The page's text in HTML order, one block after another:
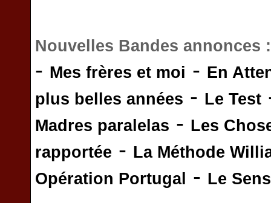
Nouvelles Bandes annonces
- Mes frères et moi - En
plus belles années - Le Test
Madres paralelas - Les
rapportée - La Méthode
Opération Portugal
- Le